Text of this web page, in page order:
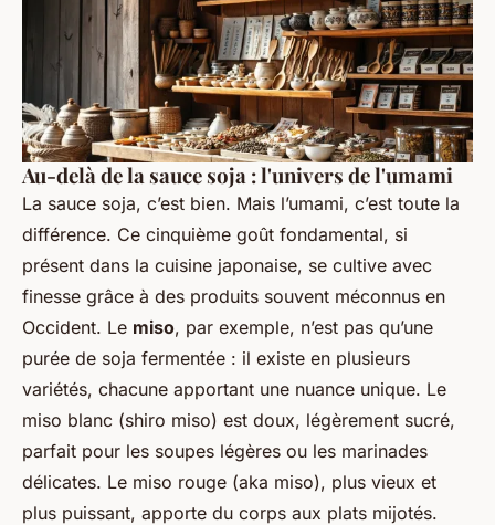
Au-delà de la sauce soja : l'univers de l'umami
La sauce soja, c’est bien. Mais l’umami, c’est toute la
différence. Ce cinquième goût fondamental, si
présent dans la cuisine japonaise, se cultive avec
finesse grâce à des produits souvent méconnus en
Occident. Le miso, par exemple, n’est pas qu’une
purée de soja fermentée : il existe en plusieurs
variétés, chacune apportant une nuance unique. Le
miso blanc (shiro miso) est doux, légèrement sucré,
parfait pour les soupes légères ou les marinades
délicates. Le miso rouge (aka miso), plus vieux et
plus puissant, apporte du corps aux plats mijotés.